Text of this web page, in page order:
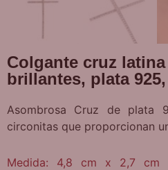
Colgante cruz
brillantes, plata
Asombrosa Cruz de plata
circonitas que proporcionan
Medida: 4,8 cm x 2,7